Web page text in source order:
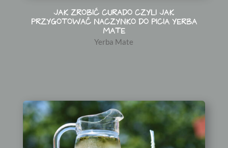
JAK ZROBIĆ CURADO CZYLI JAK
PRZYGOTOWAĆ NACZYNKO DO PICIA YERBA
MATE
Yerba Mate